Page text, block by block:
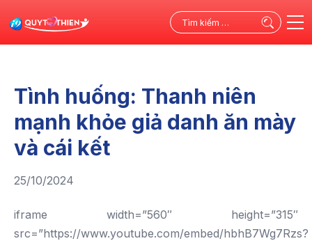
kiếm
Tình huống: Thanh niên
mạnh khỏe giả danh ăn mày
và cái kết
25/10/2024
iframe width=”560″ height=”315″
src=”https://www.youtube.com/embed/hbhB7Wg7Rzs?